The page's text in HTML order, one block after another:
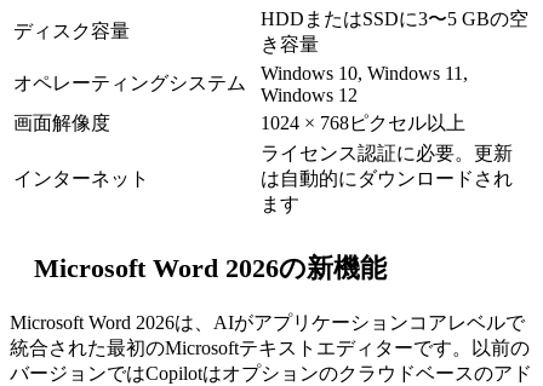
ディスク容量
HDDまたはSSDに3〜5 GBの空
き容量
オペレーティングシステム
Windows 10, Windows 11,
Windows 12
画面解像度
1024 × 768ピクセル以上
インターネット
ライセンス認証に必要。更新
は自動的にダウンロードされ
ます
Microsoft Word 2026の新機能
Microsoft Word 2026は、AIがアプリケーションコアレベルで
統合された最初のMicrosoftテキストエディターです。以前の
バージョンではCopilotはオプションのクラウドベースのアド